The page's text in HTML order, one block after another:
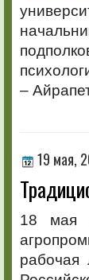
–
19 мая,
18 мая
рабочая